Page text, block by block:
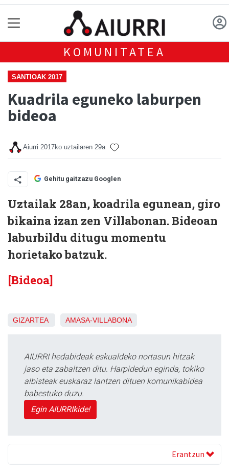
KOMUNITATEA
SANTIOAK 2017
Kuadrila eguneko laburpen
bideoa
Aiurri 2017ko uztailaren 29a
Gehitu gaitzazu Googlen
Uztailak 28an, koadrila egunean, giro
bikaina izan zen Villabonan. Bideoan
laburbildu ditugu momentu
horietako batzuk.
[Bideoa]
GIZARTEA AMASA-VILLABONA
AIURRI hedabideak eskualdeko nortasun hitzak
jaso eta zabaltzen ditu. Harpidedun eginda, tokiko
albisteak euskaraz lantzen dituen komunikabidea
babestuko duzu.
Egin AIURRIkide!
Erantzun